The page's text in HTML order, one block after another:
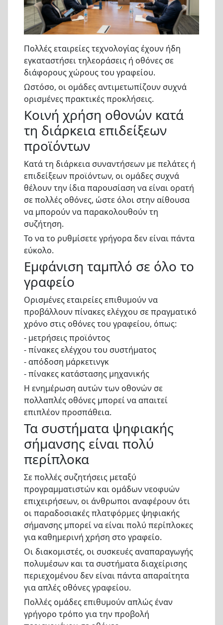
Πολλές εταιρείες τεχνολογίας έχουν ήδη
εγκαταστήσει τηλεοράσεις ή οθόνες σε
διάφορους χώρους του γραφείου.
Ωστόσο, οι ομάδες αντιμετωπίζουν συχνά
ορισμένες πρακτικές προκλήσεις.
Κοινή χρήση οθονών κατά
τη διάρκεια επιδείξεων
προϊόντων
Κατά τη διάρκεια συναντήσεων με πελάτες ή
επιδείξεων προϊόντων, οι ομάδες συχνά
θέλουν την ίδια παρουσίαση να είναι ορατή
σε πολλές οθόνες, ώστε όλοι στην αίθουσα
να μπορούν να παρακολουθούν τη
συζήτηση.
Το να το ρυθμίσετε γρήγορα δεν είναι πάντα
εύκολο.
Εμφάνιση ταμπλό σε όλο το
γραφείο
Ορισμένες εταιρείες επιθυμούν να
προβάλλουν πίνακες ελέγχου σε πραγματικό
χρόνο στις οθόνες του γραφείου, όπως:
- μετρήσεις προϊόντος
- πίνακες ελέγχου του συστήματος
- απόδοση μάρκετινγκ
- πίνακες κατάστασης μηχανικής
Η ενημέρωση αυτών των οθονών σε
πολλαπλές οθόνες μπορεί να απαιτεί
επιπλέον προσπάθεια.
Τα συστήματα ψηφιακής
σήμανσης είναι πολύ
περίπλοκα
Σε πολλές συζητήσεις μεταξύ
προγραμματιστών και ομάδων νεοφυών
επιχειρήσεων, οι άνθρωποι αναφέρουν ότι
οι παραδοσιακές πλατφόρμες ψηφιακής
σήμανσης μπορεί να είναι πολύ περίπλοκες
για καθημερινή χρήση στο γραφείο.
Οι διακομιστές, οι συσκευές αναπαραγωγής
πολυμέσων και τα συστήματα διαχείρισης
περιεχομένου δεν είναι πάντα απαραίτητα
για απλές οθόνες γραφείου.
Πολλές ομάδες επιθυμούν απλώς έναν
γρήγορο τρόπο για την προβολή